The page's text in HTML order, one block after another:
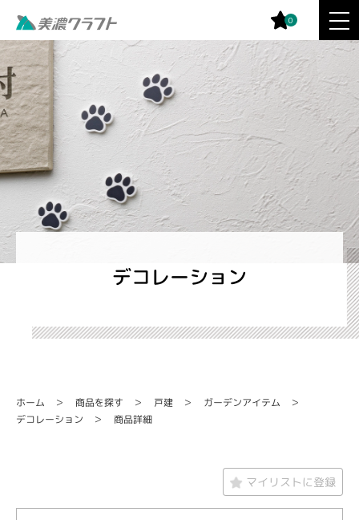
0
デコレーション
ホーム 商品を探す 戸建 ガーデンアイテム
デコレーション 商品詳細
マイリストに登録